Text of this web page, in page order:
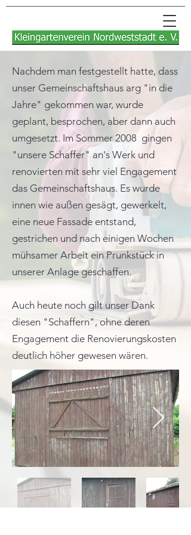
Nachdem man festgestellt hatte, dass
unser Gemeinschaftshaus arg "in die
Jahre" gekommen war, wurde
geplant, besprochen, aber dann auch
umgesetzt. Im Sommer 2008 gingen
"unsere Schaffer" an's Werk und
renovierten mit sehr viel Engagement
das Gemeinschaftshaus. Es wurde
innen wie außen gesägt, gewerkelt,
eine neue Fassade entstand,
gestrichen und nach einigen Wochen
mühsamer Arbeit ein Prunkstück in
unserer Anlage geschaffen.
Auch heute noch gilt unser Dank
diesen "Schaffern", ohne deren
Engagement die Renovierungskosten
deutlich höher gewesen wären.